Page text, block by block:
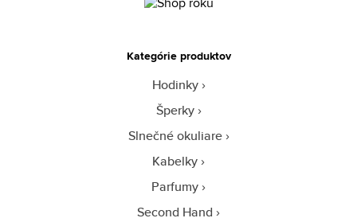
Kategórie produktov
Hodinky
Šperky
Slnečné okuliare
Kabelky
Parfumy
Second Hand